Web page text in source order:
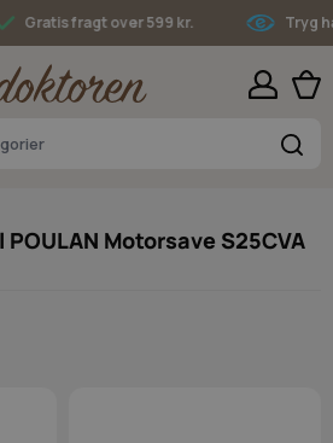
Gratis fragt over 599 kr. Tryg
Motorsave S25CVA